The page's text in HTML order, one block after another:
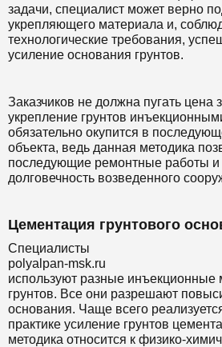
задачи, специалист может верно
укрепляющего материала и,
технологические требования,
усиление основания грунтов.
Заказчиков не должна пугать цена
укрепление грунтов
обязательно окупится в
объекта, ведь данная методика
последующие ремонтные работы и
долговечность возведенного
Цементация грунтового
Специалисты
polyalpan-msk.ru
используют разные инъекционные
грунтов. Все они разрешают
основания. Чаще всего
практике усиление грунтов
методика относится к физико-